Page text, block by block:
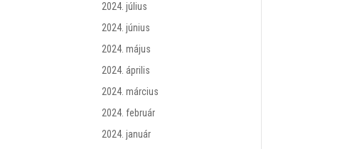
2024. július
2024. június
2024. május
2024. április
2024. március
2024. február
2024. január